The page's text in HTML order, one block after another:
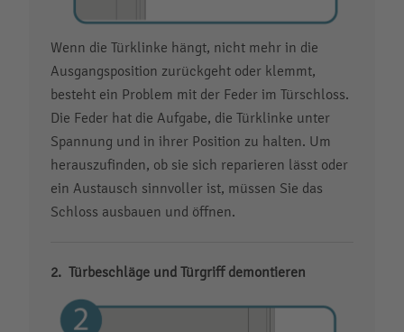
Wenn die Türklinke hängt, nicht mehr in die
Ausgangsposition zurückgeht oder klemmt,
besteht ein Problem mit der Feder im Türschloss.
Die Feder hat die Aufgabe, die Türklinke unter
Spannung und in ihrer Position zu halten. Um
herauszufinden, ob sie sich reparieren lässt oder
ein Austausch sinnvoller ist, müssen Sie das
Schloss ausbauen und öffnen.
Türbeschläge und Türgriff demontieren